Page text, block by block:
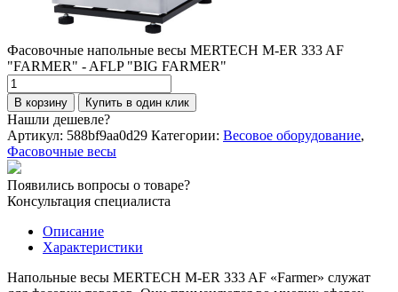
Фасовочные напольные весы MERTECH M-ER 333 AF
"FARMER" - AFLP "BIG FARMER"
Количество
товара
Фасовочные
напольные
весы
MERTECH
M-
ER
333
"FARMER"
AFLP
"BIG
В корзину Купить в один клик
Нашли дешевле?
Артикул: 588bf9aa0d29 Категории: Весовое оборудование,
Фасовочные весы
Появились вопросы о товаре?
Консультация специалиста
Описание
Характеристики
Напольные весы MERTECH M-ER 333 AF «Farmer» служат